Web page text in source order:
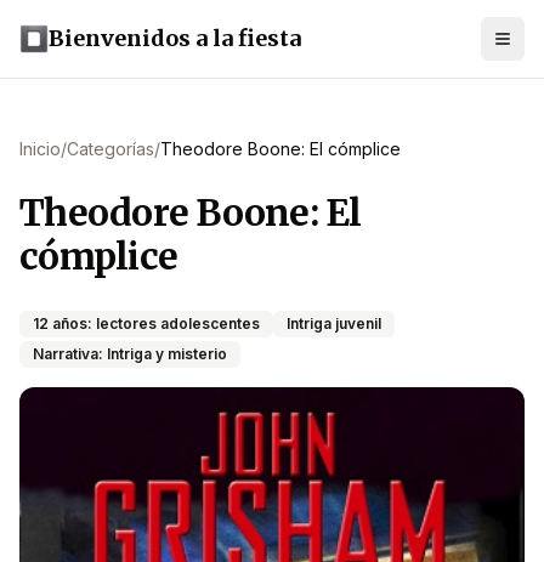
Bienvenidos a la fiesta
Inicio/Categorías/Theodore Boone: El cómplice
Theodore Boone: El
cómplice
12 años: lectores adolescentes
Intriga juvenil
Narrativa: Intriga y misterio